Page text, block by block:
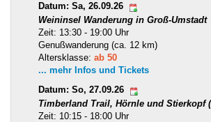
Datum: Sa, 26.09.26
Weininsel Wanderung in Groß-Umstadt
Zeit: 13:30 - 19:00 Uhr
Genußwanderung (ca. 12 km)
Altersklasse: ab 50
... mehr Infos und Tickets
Datum: So, 27.09.26
Timberland Trail, Hörnle und Stierkopf
Zeit: 10:15 - 18:00 Uhr